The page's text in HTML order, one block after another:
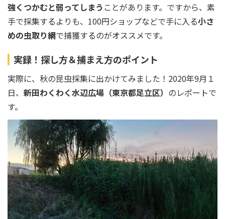
強くつかむと弱ってしまう ことがあります。ですから、素
手で採集するよりも、100円ショップなどで手に入る小さ
めの虫取り網で捕獲するのがオススメです。
実録！探し方＆捕まえ方のポイント
実際に、秋の昆虫採集に出かけてみました！2020年9月１
日、 新田わくわく水辺広場（東京都足立区） のレポートで
す。